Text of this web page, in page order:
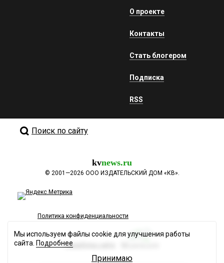
О проекте
Контакты
Стать блогером
Подписка
RSS
Поиск по сайту
kvnews.ru
© 2001—2026 ООО ИЗДАТЕЛЬСКИЙ ДОМ «КВ».
Политика конфиденциальности
Разработка сайта
Мы используем файлы cookie для улучшения работы
сайта. Подробнее
Принимаю